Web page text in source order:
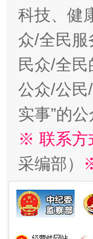
科技、健
众/全民服
民众/全
公众/公民
实事”的
※ 联系方
采编部）